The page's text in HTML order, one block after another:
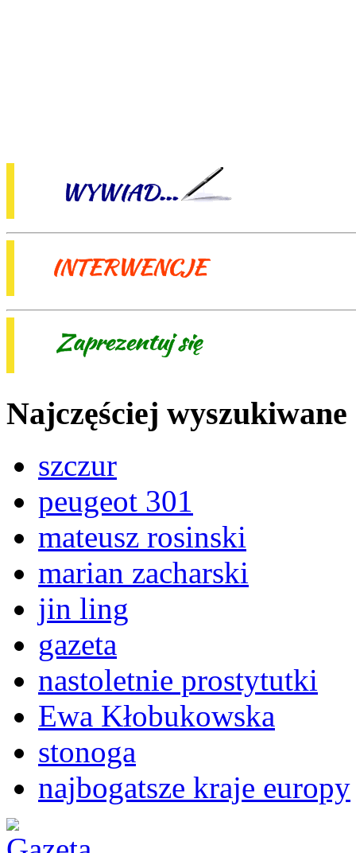
Najczęściej wyszukiwane
szczur
peugeot 301
mateusz rosinski
marian zacharski
jin ling
gazeta
nastoletnie prostytutki
Ewa Kłobukowska
stonoga
najbogatsze kraje europy